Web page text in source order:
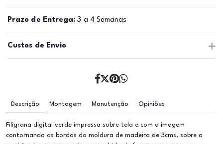
Prazo de Entrega: 3 a 4 Semanas
Custos de Envio
Descrição Montagem Manutenção Opiniões
Filigrana digital verde impressa sobre tela e com a imagem
contornando as bordas da moldura de madeira de 3cms, sobre a